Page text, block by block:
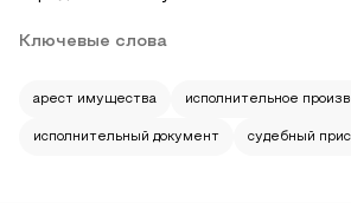
Ключевые слова
арест имущества исполнительное
исполнительный документ судебный